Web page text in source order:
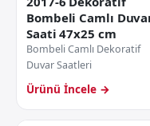
Bombeli Camlı
Saati 47x25 cm
Bombeli Camlı Dekoratif
Duvar Saatleri
Ürünü İncele →